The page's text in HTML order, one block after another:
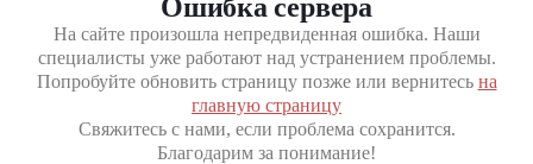
Ошибка сервера
На сайте произошла непредвиденная ошибка. Наши
специалисты уже работают над устранением проблемы.
Попробуйте обновить страницу позже или вернитесь на
главную страницу
Свяжитесь с нами, если проблема сохранится.
Благодарим за понимание!